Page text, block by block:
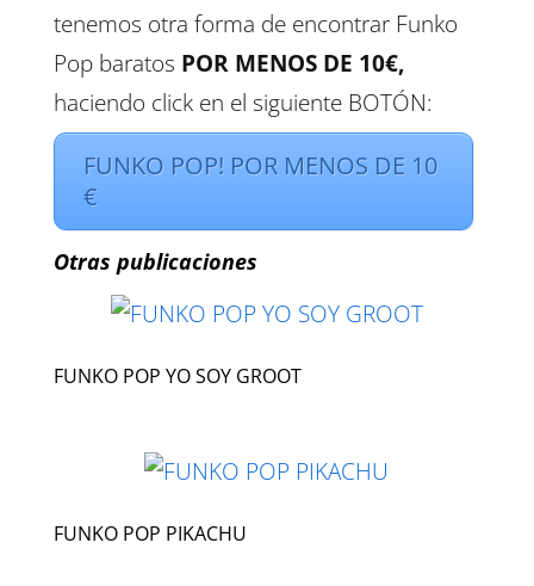
tenemos otra forma de encontrar Funko
Pop baratos POR MENOS DE 10€,
haciendo click en el siguiente BOTÓN:
FUNKO POP! POR MENOS DE 10
€
Otras publicaciones
FUNKO POP YO SOY GROOT
FUNKO POP PIKACHU